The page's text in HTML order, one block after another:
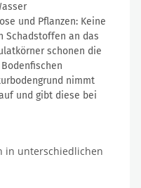
und Pflanzen: Keine
Schadstoffen an das
schonen die
nimmt
und gibt diese bei
in unterschiedlichen